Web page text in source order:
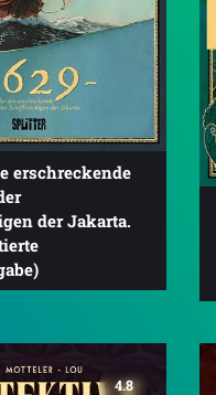
erschreckende
der Jakarta.
4.8